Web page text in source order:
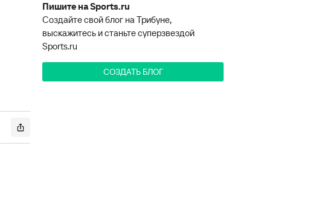
Пишите на Sports.ru
Создайте свой блог на Трибуне,
выскажитесь и станьте суперзвездой
Sports.ru
СОЗДАТЬ БЛОГ